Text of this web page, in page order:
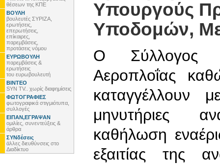
θέσεων της ΚΠΕ
ΒΟΥΛΗ
βουλευτές ΣΥΡΙΖΑ,
ερωτήσεις,
επερωτήσεις,
επίκαιρες,
παρεμβάσεις,
προτάσεις νόμου
ΕΥΡΩΒΟΥΛΗ
παρεμβάσεις &
ερωτήσεις
του ευρωβουλευτή
ΒΙΝΤΕΟ
SYN TV.. χωρίς διαφημίσεις
ΦΩΤΟΓΡΑΦΙΕΣ
φωτογραφικά στιγμιότυπα,
συλλογές
ΕΙΠΑΝ,ΕΓΡΑΨΑΝ
ομιλίες, συνεντεύξεις &
άρθρα
ΣΥΝδέσεις
άλλες διευθύνσεις στο
Διαδίκτυο
Υπουργούς
Υποδομών,
Ο Σύλλογος
Αεροπλοΐας
καταγγέλλουν
μηνυτήριες
καθήλωση
εξαιτίας της